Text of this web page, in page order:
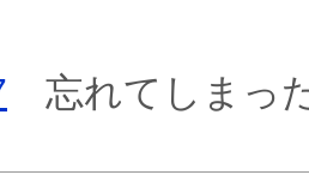
忘れてしまっ